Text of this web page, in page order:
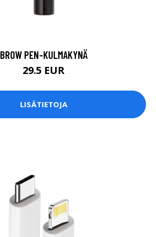
BROW PEN-KULMAKYNÄ
29.5 EUR
LISÄTIETOJA